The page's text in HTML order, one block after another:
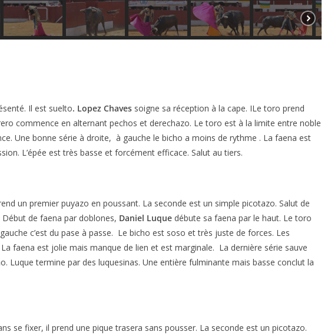
Il est suelto. Lopez Chaves soigne sa réception à la cape. ILe toro prend
commence en alternant pechos et derechazo. Le toro est à la limite entre noble
Une bonne série à droite, à gauche le bicho a moins de rythme . La faena est
L’épée est très basse et forcément efficace. Salut au tiers.
un premier puyazo en poussant. La seconde est un simple picotazo. Salut de
Début de faena par doblones, Daniel Luque débute sa faena par le haut. Le toro
c’est du pase à passe. Le bicho est soso et très juste de forces. Les
faena est jolie mais manque de lien et est marginale. La dernière série sauve
Luque termine par des luquesinas. Une entière fulminante mais basse conclut la
se fixer, il prend une pique trasera sans pousser. La seconde est un picotazo.